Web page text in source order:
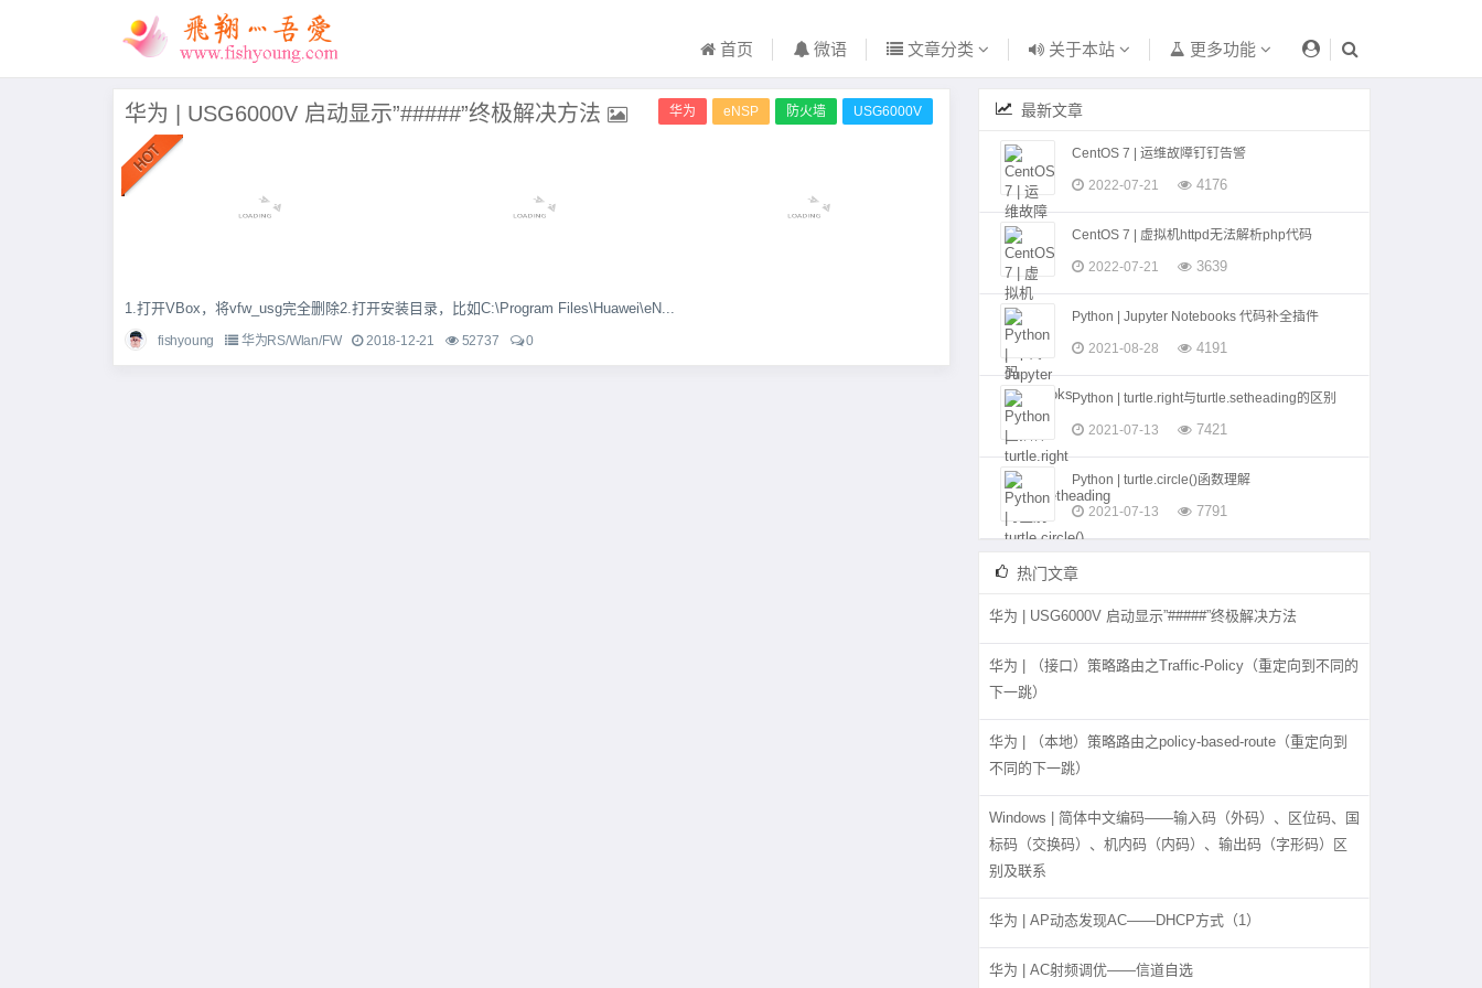
首页 微语 文章分类 关于本站 更多功能
华为 eNSP 防火墙 USG6000V
华为 | USG6000V 启动显示”#####”终极解决方法
1.打开VBox，将vfw_usg完全删除2.打开安装目录，比如C:\Program Files\Huawei\eN...
fishyoung 华为RS/Wlan/FW 2018-12-21 52737 0
最新文章
CentOS 7 | 运维故障钉钉告警
2022-07-21 4176
CentOS 7 | 虚拟机httpd无法解析php代码
2022-07-21 3639
Python | Jupyter Notebooks 代码补全插件
2021-08-28 4191
Python | turtle.right与turtle.setheading的区别
2021-07-13 7421
Python | turtle.circle()函数理解
2021-07-13 7791
热门文章
华为 | USG6000V 启动显示”#####”终极解决方法
华为 | （接口）策略路由之Traffic-Policy（重定向到不同的
下一跳）
华为 | （本地）策略路由之policy-based-route（重定向到
不同的下一跳）
Windows | 简体中文编码——输入码（外码）、区位码、国
标码（交换码）、机内码（内码）、输出码（字形码）区
别及联系
华为 | AP动态发现AC——DHCP方式（1）
华为 | AC射频调优——信道自选